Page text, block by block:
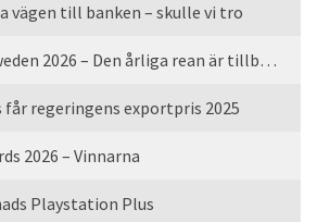
vägen till banken – skulle vi tro
Games Made in Sweden 2026 – Den årliga rean är tillbaka
regeringens exportpris 2025
2026 – Vinnarna
Playstation Plus